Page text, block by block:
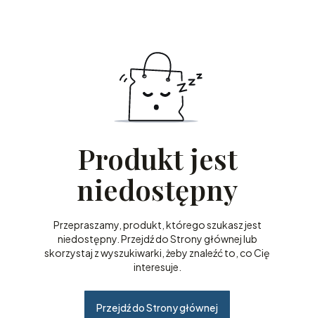
Produkt jest
niedostępny
Przepraszamy, produkt, którego szukasz jest
niedostępny. Przejdź do Strony głównej lub
skorzystaj z wyszukiwarki, żeby znaleźć to, co Cię
interesuje.
Przejdź do Strony głównej